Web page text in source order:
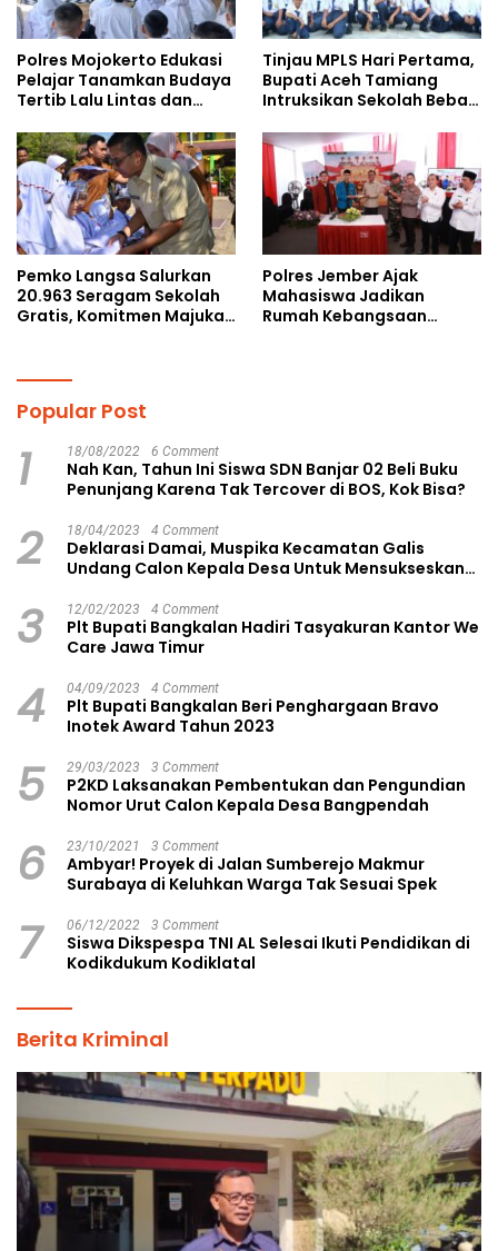
Polres Mojokerto Edukasi
Pelajar Tanamkan Budaya
Tertib Lalu Lintas dan
Tinjau MPLS Hari Pertama,
Bupati Aceh Tamiang
Intruksikan Sekolah Bebas
Pemko Langsa Salurkan
20.963 Seragam Sekolah
Gratis, Komitmen Majukan
Polres Jember Ajak
Mahasiswa Jadikan
Rumah Kebangsaan
Popular Post
1 18/08/2022 6 Comment
Nah Kan, Tahun Ini Siswa SDN Banjar 02 Beli Buku
Penunjang Karena Tak Tercover di BOS, Kok Bisa?
2 18/04/2023 4 Comment
Deklarasi Damai, Muspika Kecamatan Galis
Undang Calon Kepala Desa Untuk Mensukseskan
3 12/02/2023 4 Comment
Plt Bupati Bangkalan Hadiri Tasyakuran Kantor We
Care Jawa Timur
4 04/09/2023 4 Comment
Plt Bupati Bangkalan Beri Penghargaan Bravo
Inotek Award Tahun 2023
5 29/03/2023 3 Comment
P2KD Laksanakan Pembentukan dan Pengundian
Nomor Urut Calon Kepala Desa Bangpendah
6 23/10/2021 3 Comment
Ambyar! Proyek di Jalan Sumberejo Makmur
Surabaya di Keluhkan Warga Tak Sesuai Spek
7 06/12/2022 3 Comment
Siswa Dikspespa TNI AL Selesai Ikuti Pendidikan di
Kodikdukum Kodiklatal
Berita Kriminal